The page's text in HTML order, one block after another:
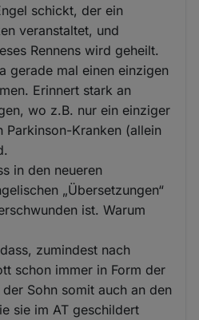
schickt, der ein
veranstaltet, und
Rennens wird geheilt.
gerade mal einen einzigen
Erinnert stark an
wo z.B. nur ein einziger
Parkinson-Kranken (allein
in den neueren
„Übersetzungen“
ist. Warum
zumindest nach
schon immer in Form der
Sohn somit auch an den
sie im AT geschildert